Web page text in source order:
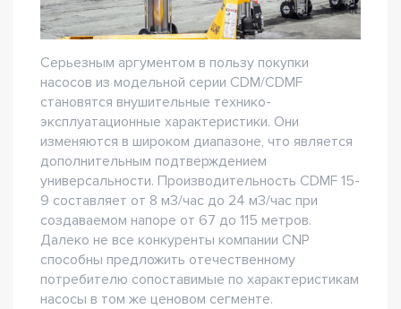
Серьезным аргументом в пользу покупки
насосов из модельной серии CDM/CDMF
становятся внушительные технико-
эксплуатационные характеристики. Они
изменяются в широком диапазоне, что является
дополнительным подтверждением
универсальности. Производительность CDMF 15-
9 составляет от 8 м3/час до 24 м3/час при
создаваемом напоре от 67 до 115 метров.
Далеко не все конкуренты компании CNP
способны предложить отечественному
потребителю сопоставимые по характеристикам
насосы в том же ценовом сегменте.